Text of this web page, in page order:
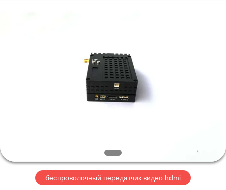
ЭКСКУРСИЯ
беспроволочный передатчик видео hdmi